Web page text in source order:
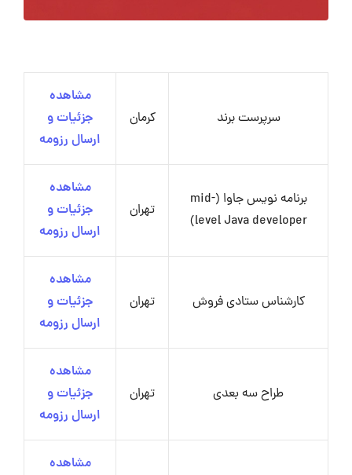
سرپرست برند کرمان
مشاهده
جزئیات و
ارسال رزومه
برنامه نویس جاوا (mid-
level Java developer)
تهران
مشاهده
جزئیات و
ارسال رزومه
کارشناس ستادی فروش تهران
مشاهده
جزئیات و
ارسال رزومه
طراح سه بعدی تهران
مشاهده
جزئیات و
ارسال رزومه
مشاهده